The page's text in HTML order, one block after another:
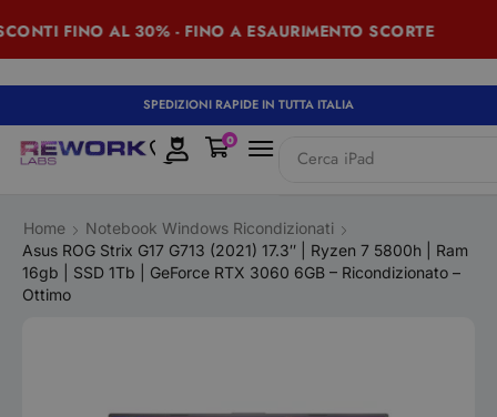
FINO AL 30% - FINO A ESAURIMENTO SCORTE
SPEDIZIONI RAPIDE IN TUTTA ITALIA
Cerca iPad
0
Home
Notebook Windows Ricondizionati
Asus ROG Strix G17 G713 (2021) 17.3″ | Ryzen 7 5800h | Ram
16gb | SSD 1Tb | GeForce RTX 3060 6GB – Ricondizionato –
Ottimo